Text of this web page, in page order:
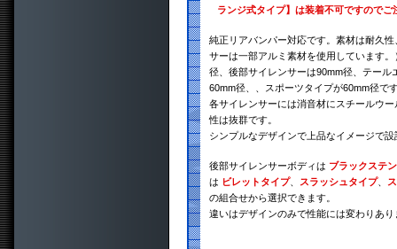
ランジ式タイプ】は装着不可ですのでご
純正リアバンパー対応です。素材は耐久
サーは一部アルミ素材を使用しています
径、後部サイレンサーは90mm径、テー
60mm径、、スポーツタイプが60mm径で
各サイレンサーには消音材にスチールウ
性は抜群です。
シンプルなデザインで上品なイメージで
後部サイレンサーボディは ブラックステ
は ビレットタイプ、 スラッシュタイプ、
の組合せから選択できます。
違いはデザインのみで性能には変わりあ